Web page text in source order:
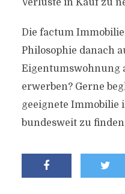
Verluste in Kauf zu
Die factum
Philosophie danach
Eigentumswohnung
erwerben? Gerne
geeignete Immobilie
bundesweit zu